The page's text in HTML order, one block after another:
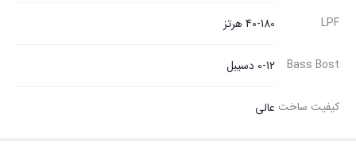
LPF 40-180 هرتز
Bass Bost 0-12 دسیبل
کیفیت ساخت عالی